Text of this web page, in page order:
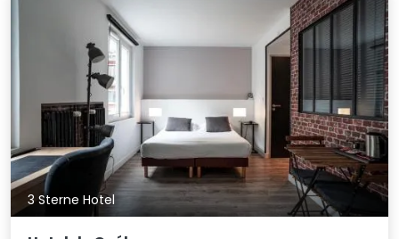
3 Sterne Hotel